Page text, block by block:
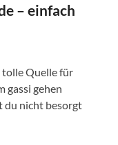
– einfach
Quelle für
gassi gehen
du nicht besorgt